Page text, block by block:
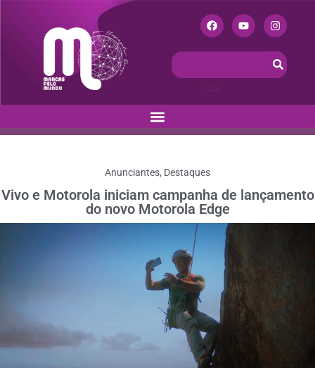
Anunciantes, Destaques
Vivo e Motorola iniciam campanha de lançamento
do novo Motorola Edge